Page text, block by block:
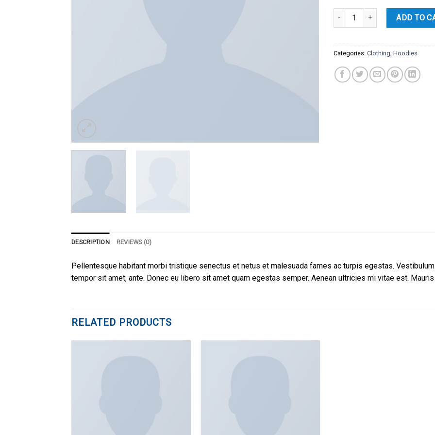
Happy Ninja quantity ADD TO
Categories: Clothing Hoodies
DESCRIPTION REVIEWS (0)
Pellentesque habitant morbi tristique senectus et netus et malesuada fames ac turpis egestas.
tempor sit amet, ante. Donec eu libero sit amet quam egestas semper. Aenean ultricies mi vitae est.
RELATED PRODUCTS